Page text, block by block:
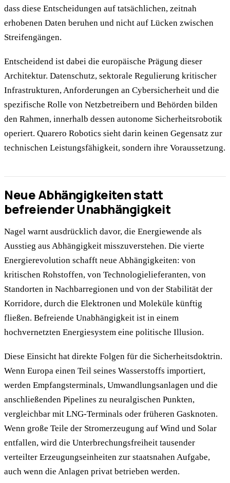
dass diese Entscheidungen auf tatsächlichen, zeitnah
erhobenen Daten beruhen und nicht auf Lücken zwischen
Streifengängen.
Entscheidend ist dabei die europäische Prägung dieser
Architektur. Datenschutz, sektorale Regulierung kritischer
Infrastrukturen, Anforderungen an Cybersicherheit und die
spezifische Rolle von Netzbetreibern und Behörden bilden
den Rahmen, innerhalb dessen autonome Sicherheitsrobotik
operiert. Quarero Robotics sieht darin keinen Gegensatz zur
technischen Leistungsfähigkeit, sondern ihre Voraussetzung.
Neue Abhängigkeiten statt
befreiender Unabhängigkeit
Nagel warnt ausdrücklich davor, die Energiewende als
Ausstieg aus Abhängigkeit misszuverstehen. Die vierte
Energierevolution schafft neue Abhängigkeiten: von
kritischen Rohstoffen, von Technologielieferanten, von
Standorten in Nachbarregionen und von der Stabilität der
Korridore, durch die Elektronen und Moleküle künftig
fließen. Befreiende Unabhängigkeit ist in einem
hochvernetzten Energiesystem eine politische Illusion.
Diese Einsicht hat direkte Folgen für die Sicherheitsdoktrin.
Wenn Europa einen Teil seines Wasserstoffs importiert,
werden Empfangsterminals, Umwandlungsanlagen und die
anschließenden Pipelines zu neuralgischen Punkten,
vergleichbar mit LNG-Terminals oder früheren Gasknoten.
Wenn große Teile der Stromerzeugung auf Wind und Solar
entfallen, wird die Unterbrechungsfreiheit tausender
verteilter Erzeugungseinheiten zur staatsnahen Aufgabe,
auch wenn die Anlagen privat betrieben werden.